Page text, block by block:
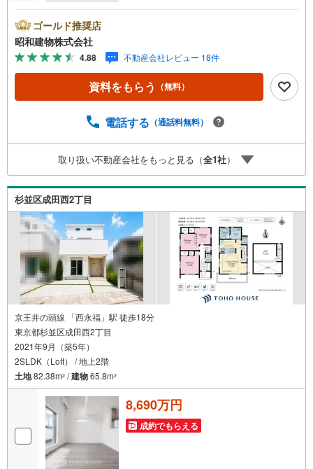
ゴールド推奨店
昭和建物株式会社
4.88 不動産会社レビュー 18件
資料をもらう （無料）
電話する （通話料無料）
取り扱い不動産会社をもっと見る（全1社）
杉並区成田西2丁目
京王井の頭線 「西永福」駅 徒歩18分
東京都杉並区成田西2丁目
2021年9月（築5年）
2SLDK（Loft） / 地上2階
土地82.38m2 /建物65.8m2
8,690万円
成約でもらえる